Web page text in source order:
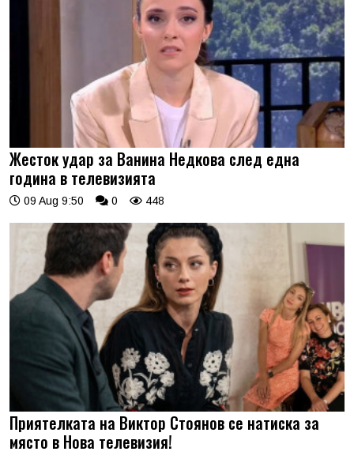
Жесток удар за Ванина Недкова след една
година в телевизията
09 Aug 9:50 0 448
Приятелката на Виктор Стоянов се натиска за
място в Нова телевизия!